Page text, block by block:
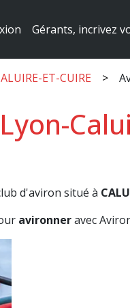
Gérants, incrivez
ET-CUIRE
d'aviron situé à
avironneravec